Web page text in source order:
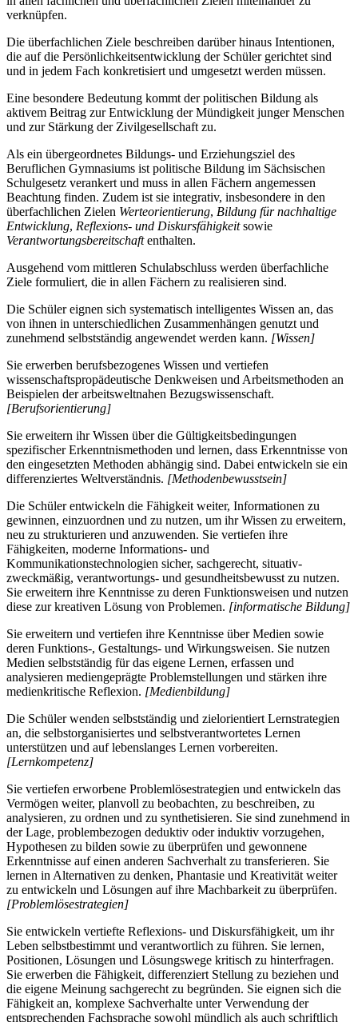
verknüpfen.
Die überfachlichen Ziele beschreiben darüber hinaus Intentionen,
die auf die Persönlichkeitsentwicklung der Schüler gerichtet sind
und in jedem Fach konkretisiert und umgesetzt werden müssen.
Eine besondere Bedeutung kommt der politischen Bildung als
aktivem Beitrag zur Entwicklung der Mündigkeit junger Menschen
und zur Stärkung der Zivilgesellschaft zu.
Als ein übergeordnetes Bildungs- und Erziehungsziel des
Beruflichen Gymnasiums ist politische Bildung im Sächsischen
Schulgesetz verankert und muss in allen Fächern angemessen
Beachtung finden. Zudem ist sie integrativ, insbesondere in den
überfachlichen Zielen Werteorientierung, Bildung für nachhaltige
Entwicklung, Reflexions- und Diskursfähigkeitsowie
Verantwortungsbereitschaftenthalten.
Ausgehend vom mittleren Schulabschluss werden überfachliche
Ziele formuliert, die in allen Fächern zu realisieren sind.
Die Schüler eignen sich systematisch intelligentes Wissen an, das
von ihnen in unterschiedlichen Zusammenhängen genutzt und
zunehmend selbstständig angewendet werden kann. [Wissen]
Sie erwerben berufsbezogenes Wissen und vertiefen
wissenschaftspropädeutische Denkweisen und Arbeitsmethoden an
Beispielen der arbeitsweltnahen Bezugswissenschaft.
[Berufsorientierung]
Sie erweitern ihr Wissen über die Gültigkeitsbedingungen
spezifischer Erkenntnismethoden und lernen, dass Erkenntnisse von
den eingesetzten Methoden abhängig sind. Dabei entwickeln sie ein
differenziertes Weltverständnis. [Methodenbewusstsein]
Die Schüler entwickeln die Fähigkeit weiter, Informationen zu
gewinnen, einzuordnen und zu nutzen, um ihr Wissen zu erweitern,
neu zu strukturieren und anzuwenden. Sie vertiefen ihre
Fähigkeiten, moderne Informations- und
Kommunikationstechnologien sicher, sachgerecht, situativ-
zweckmäßig, verantwortungs- und gesundheitsbewusst zu nutzen.
Sie erweitern ihre Kenntnisse zu deren Funktionsweisen und nutzen
diese zur kreativen Lösung von Problemen. [informatische Bildung]
Sie erweitern und vertiefen ihre Kenntnisse über Medien sowie
deren Funktions-, Gestaltungs- und Wirkungsweisen. Sie nutzen
Medien selbstständig für das eigene Lernen, erfassen und
analysieren mediengeprägte Problemstellungen und stärken ihre
medienkritische Reflexion. [Medienbildung]
Die Schüler wenden selbstständig und zielorientiert Lernstrategien
an, die selbstorganisiertes und selbstverantwortetes Lernen
unterstützen und auf lebenslanges Lernen vorbereiten.
[Lernkompetenz]
Sie vertiefen erworbene Problemlösestrategien und entwickeln das
Vermögen weiter, planvoll zu beobachten, zu beschreiben, zu
analysieren, zu ordnen und zu synthetisieren. Sie sind zunehmend in
der Lage, problembezogen deduktiv oder induktiv vorzugehen,
Hypothesen zu bilden sowie zu überprüfen und gewonnene
Erkenntnisse auf einen anderen Sachverhalt zu transferieren. Sie
lernen in Alternativen zu denken, Phantasie und Kreativität weiter
zu entwickeln und Lösungen auf ihre Machbarkeit zu überprüfen.
[Problemlösestrategien]
Sie entwickeln vertiefte Reflexions- und Diskursfähigkeit, um ihr
Leben selbstbestimmt und verantwortlich zu führen. Sie lernen,
Positionen, Lösungen und Lösungswege kritisch zu hinterfragen.
Sie erwerben die Fähigkeit, differenziert Stellung zu beziehen und
die eigene Meinung sachgerecht zu begründen. Sie eignen sich die
Fähigkeit an, komplexe Sachverhalte unter Verwendung der
entsprechenden Fachsprache sowohl mündlich als auch schriftlich